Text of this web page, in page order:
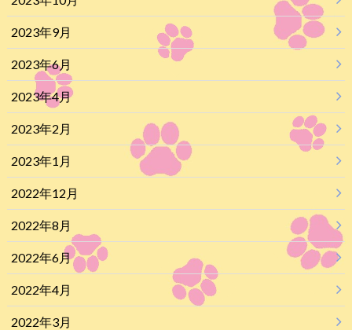
2023年9月
2023年6月
2023年4月
2023年2月
2023年1月
2022年12月
2022年8月
2022年6月
2022年4月
2022年3月